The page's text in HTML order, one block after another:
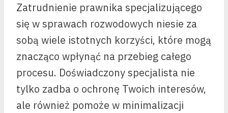
Zatrudnienie prawnika specjalizującego
się w sprawach rozwodowych niesie za
sobą wiele istotnych korzyści, które mogą
znacząco wpłynąć na przebieg całego
procesu. Doświadczony specjalista nie
tylko zadba o ochronę Twoich interesów,
ale również pomoże w minimalizacji